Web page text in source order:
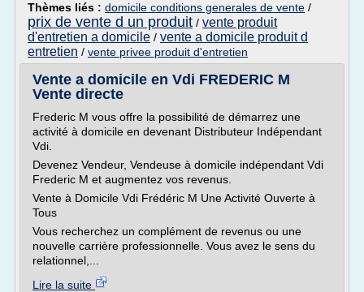
Thèmes liés : domicile conditions generales de vente /
prix de vente d un produit / vente produit
d'entretien a domicile / vente a domicile produit d
entretien / vente privee produit d'entretien
Vente a domicile en Vdi FREDERIC M
Vente directe
Frederic M vous offre la possibilité de démarrez une
activité à domicile en devenant Distributeur Indépendant
Vdi.
Devenez Vendeur, Vendeuse à domicile indépendant Vdi
Frederic M et augmentez vos revenus.
Vente à Domicile Vdi Frédéric M Une Activité Ouverte à
Tous
Vous recherchez un complément de revenus ou une
nouvelle carrière professionnelle. Vous avez le sens du
relationnel,...
Lire la suite